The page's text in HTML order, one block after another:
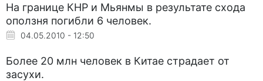
На границе КНР и Мьянмы в результате схода
оползня погибли 6 человек.
04.05.2010 - 12:50
Более 20 млн человек в Китае страдает от
засухи.